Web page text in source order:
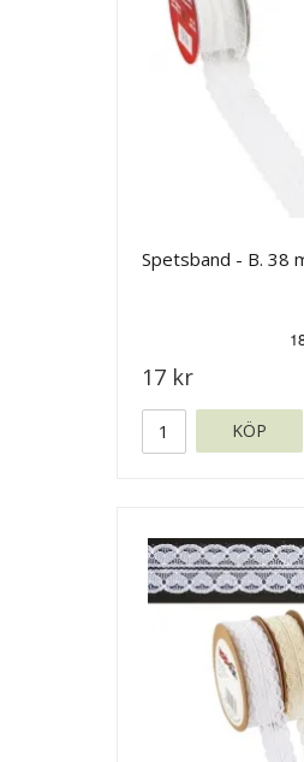
Spetsband - B. 38
17 kr
KÖP